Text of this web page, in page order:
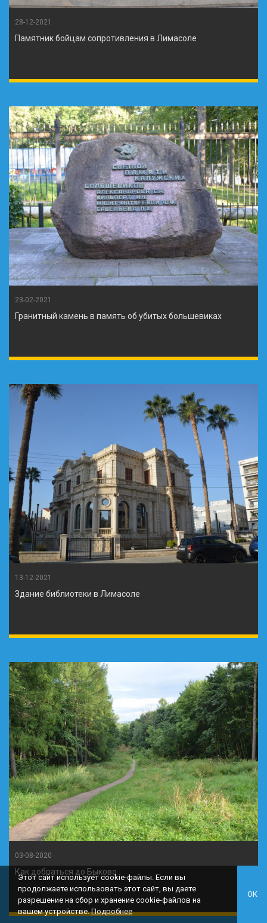
28-12-2021
Памятник бойцам сопротивления в Лимасоле
23-02-2021
Гранитный камень в память об убитых большевиках
13-12-2021
Здание библиотеки в Лимасоле
03-08-2020
Как добраться до Быково
Этот сайт использует cookie-файлы. Если вы
продолжаете использовать этот сайт, вы даете
разрешение на сбор и хранение cookie-файлов на
вашем устройстве.Подробнее
OK